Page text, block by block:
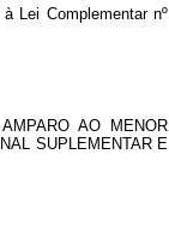
Lei Complementar nº
AO MENOR
SUPLEMENTAR E